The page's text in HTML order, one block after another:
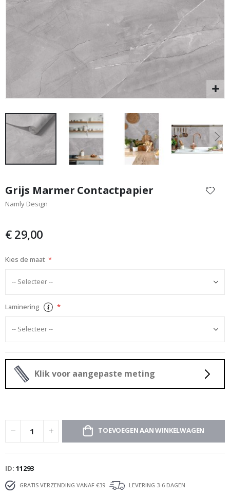
naar
het
begin
afbeeldingen-
Grijs Marmer Contactpapier
Namly Design
€ 29,00
Kies de maat
Laminering
Klik voor aangepaste meting
TOEVOEGEN AAN WINKELWAGEN
ID 11293
GRATIS VERZENDING VANAF €39
LEVERING 3-6 DAGEN